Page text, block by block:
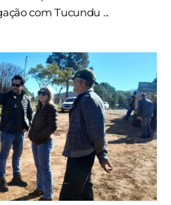
com Tucundu ...